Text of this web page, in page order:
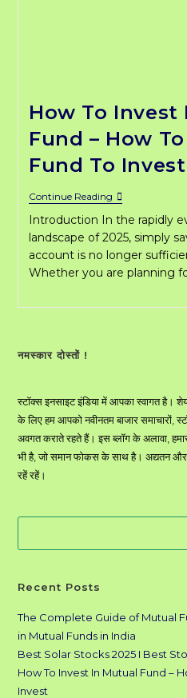
How To Invest
Fund – How
Fund To Invest
Continue ReadingHow
Invest
In
Mutual
Fund
–
Find
Introduction In the rapidly
landscape of 2025, simply
account is no longer
Whether you are planning
नमस्कार दोस्तों !
स्टॉक्स इनसाइट इंडिया में आपका स्वागत है।
के लिए हम आपको नवीनतम बाजार समाचारों,
अवगत कराते रहते हैं। इस ब्लॉग के अलावा,
भी है, जो समान फोकस के साथ है। अद्यतन और
रहें रहें।
Recent Posts
The Complete Guide of Mutual
in Mutual Funds in India
Best Solar Stocks 2025 I Best
How To Invest In Mutual Fund –
Invest